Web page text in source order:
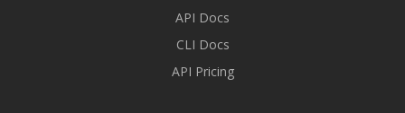
API Docs
CLI Docs
API Pricing